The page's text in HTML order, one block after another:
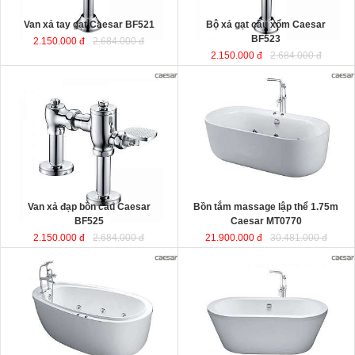
Van xả tay gạt Caesar BF521
2.150.000 đ
2.684.000 đ
Bộ xả gạt cầu xổm Caesar
BF523
2.150.000 đ
2.684.000 đ
Van xả đạp bồn cầu Caesar
BF525
2.150.000 đ
2.684.000 đ
Bồn tắm massage lập thể 1.75m
được sản xuất từ
sợi nhựa tổng hợp Acrylic có độ bền
cao, không bị ngả màu, chịu được
mọi nguồn nước, khó bể vỡ. Bề mặt
láng mịn dễ dàng vệ sinh.
Kích thước: 175x80x60 cm.
Bồn tắm massage lập thể 1.75m
Caesar MT0770
21.900.000 đ
30.481.000 đ
Bồn tắm nằm massage 1.8m kèm
vòi sen Caesar MT6480
xuất từ sợi nhựa tổng hợp Acrylic
có độ bền cao, không bị ngả màu,
chịu được mọi nguồn nước, khó bể
vỡ. Bề mặt b
láng mịn dễ dàng vệ
Bồn tắm nằm lập thể đặt sàn 1.7m
được sản xuất từ
sợi nhựa tổng hợp Acrylic có độ bền
cao, không bị ngả màu, chịu được
mọi nguồn nước, khó bể vỡ. Bề mặt
láng mịn dễ dàng vệ sinh.
Kích thước : 170x87x60 cm